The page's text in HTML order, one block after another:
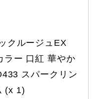
クルージュEX
ラー 口紅 華やか
スパークリン
(x 1)